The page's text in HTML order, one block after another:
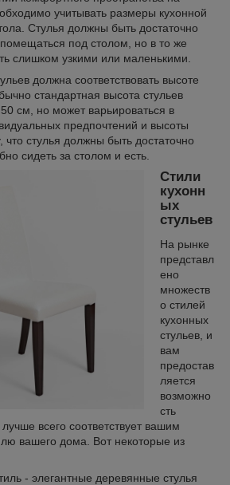
учитывать размеры кухонной
Стулья должны быть достаточно
под столом, но в то же
слишком узкими или маленькими.
должна соответствовать высоте
стандартная высота стульев
см, но может варьироваться в
предпочтений и высоты
что стулья должны быть достаточно
сидеть за столом и есть.
Стили
кухонн
ых
стульев
На рынке
представл
ено
множеств
о стилей
кухонных
стульев, и
вам
предостав
ляется
возможно
сть
всего соответствует вашим
вашего дома. Вот некоторые из
- элегантные деревянные стулья